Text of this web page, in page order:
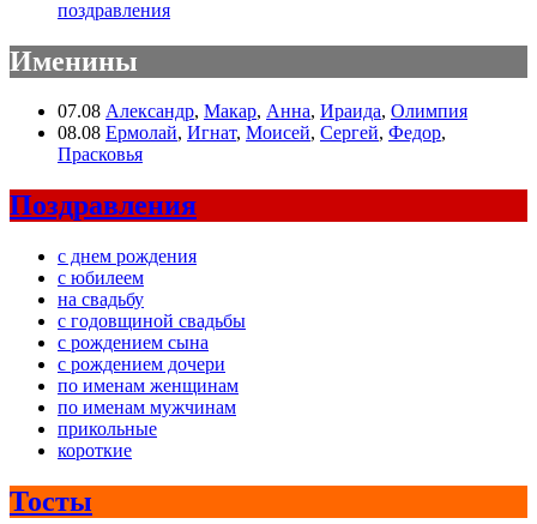
поздравления
Именины
07.08 Александр, Макар, Анна, Ираида, Олимпия
08.08 Ермолай, Игнат, Моисей, Сергей, Федор,
Прасковья
Поздравления
с днем рождения
с юбилеем
на свадьбу
с годовщиной свадьбы
с рождением сына
с рождением дочери
по именам женщинам
по именам мужчинам
прикольные
короткие
Тосты